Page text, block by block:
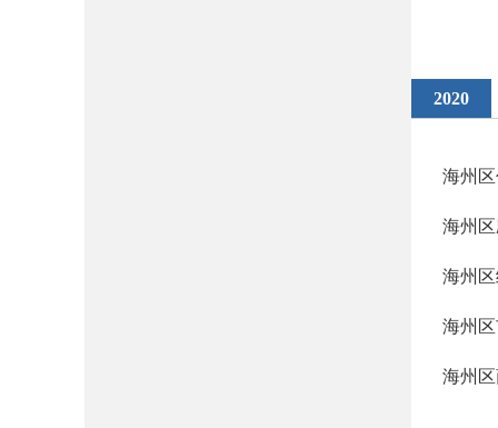
2020
海州
海州
海州
海州
海州